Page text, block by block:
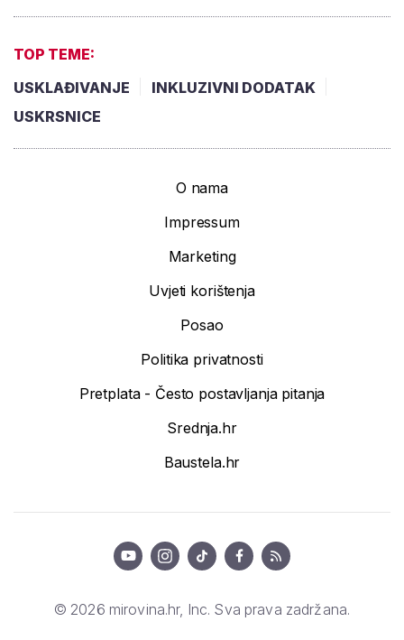
TOP TEME:
USKLAĐIVANJE
INKLUZIVNI DODATAK
USKRSNICE
O nama
Impressum
Marketing
Uvjeti korištenja
Posao
Politika privatnosti
Pretplata - Često postavljanja pitanja
Srednja.hr
Baustela.hr
© 2026 mirovina.hr, Inc. Sva prava zadržana.